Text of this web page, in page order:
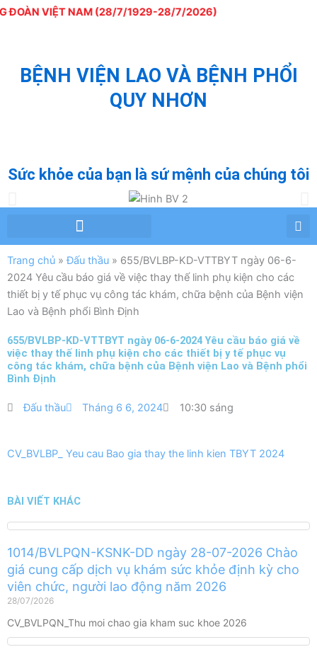
Nhảy
ĐOÀN VIỆT NAM (28/7/1929-28/7/2026)
BỆNH VIỆN LAO VÀ BỆNH PHỔI
QUY NHƠN
Sức khỏe của bạn là sứ mệnh của chúng tôi
Trang chủ »Đấu thầu » 655/BVLBP-KD-VTTBYT ngày 06-6-
2024 Yêu cầu báo giá về việc thay thế linh phụ kiện cho các
thiết bị y tế phục vụ công tác khám, chữa bệnh của Bệnh viện
Lao và Bệnh phổi Bình Định
655/BVLBP-KD-VTTBYT ngày 06-6-2024 Yêu cầu báo giá về
việc thay thế linh phụ kiện cho các thiết bị y tế phục vụ
công tác khám, chữa bệnh của Bệnh viện Lao và Bệnh phổi
Bình Định
Đấu thầu Tháng 6 6, 2024 10:30 sáng
CV_BVLBP_ Yeu cau Bao gia thay the linh kien TBYT 2024
BÀI VIẾT KHÁC
1014/BVLPQN-KSNK-DD ngày 28-07-2026 Chào
giá cung cấp dịch vụ khám sức khỏe định kỳ cho
viên chức, người lao động năm 2026
28/07/2026
CV_BVLPQN_Thu moi chao gia kham suc khoe 2026